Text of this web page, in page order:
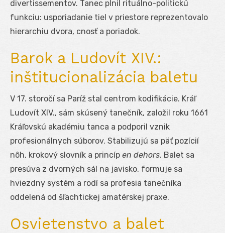
divertissementov. Tanec plnil rituálno-politickú
funkciu: usporiadanie tiel v priestore reprezentovalo
hierarchiu dvora, cnosť a poriadok.
Barok a Ludovít XIV.:
inštitucionalizácia baletu
V 17. storočí sa Paríž stal centrom kodifikácie. Kráľ
Ludovít XIV., sám skúsený tanečník, založil roku 1661
Kráľovskú akadémiu tanca a podporil vznik
profesionálnych súborov. Stabilizujú sa päť pozícií
nôh, krokový slovník a princíp en dehors. Balet sa
presúva z dvorných sál na javisko, formuje sa
hviezdny systém a rodí sa profesia tanečníka
oddelená od šľachtickej amatérskej praxe.
Osvietenstvo a balet